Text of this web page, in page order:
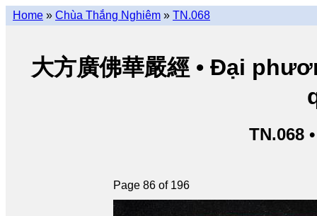
Home » Chùa Thắng Nghiêm » TN.068
大方廣佛華嚴經 • Đại
TN.068
Page 86 of 196